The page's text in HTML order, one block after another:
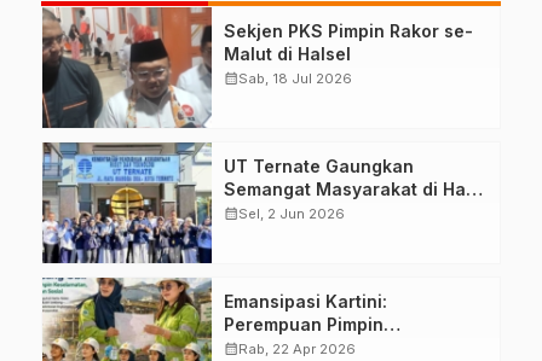
Sekjen PKS Pimpin Rakor se-
Malut di Halsel
calendar_monthSab, 18 Jul 2026
UT Ternate Gaungkan
Semangat Masyarakat di Hari
Pancasila
calendar_monthSel, 2 Jun 2026
Emansipasi Kartini:
Perempuan Pimpin
Keselamatan Hingga
calendar_monthRab, 22 Apr 2026